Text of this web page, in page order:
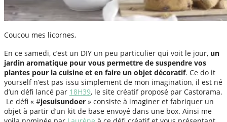
Coucou mes licornes,
En ce samedi, c’est un DIY un peu particulier qui voit le jour, un
jardin aromatique pour vous permettre de suspendre vos
plantes pour la cuisine et en faire un objet décoratif. Ce do it
yourself n’est pas issu simplement de mon imagination, il est né
d’un défi lancé par 18H39, le site créatif proposé par Castorama.
Le défi « #jesuisundoer » consiste à imaginer et fabriquer un
objet à partir d’un kit de base envoyé dans une box. Ainsi me